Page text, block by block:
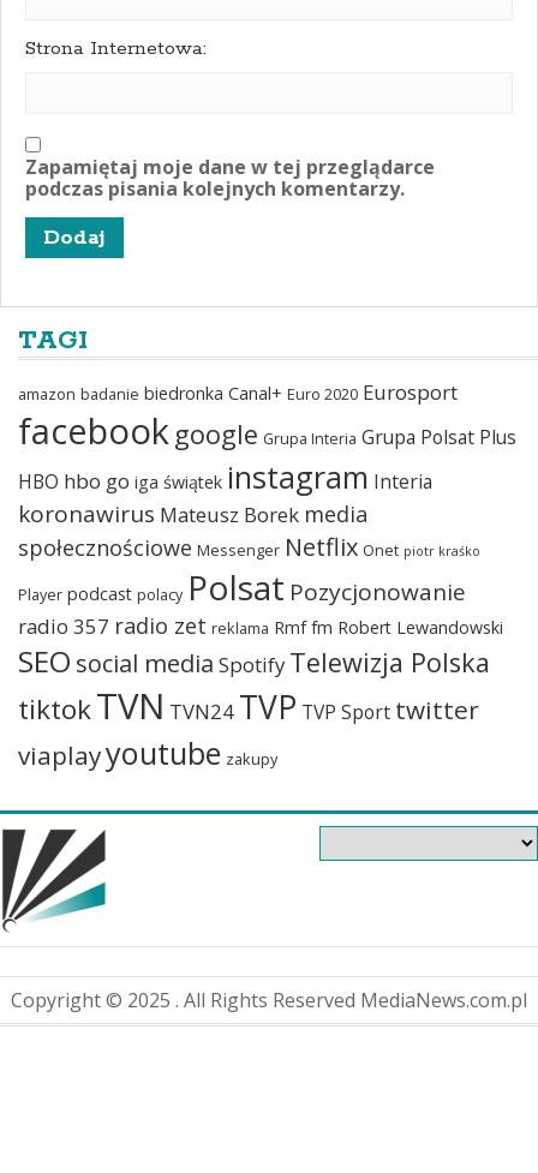
Strona Internetowa:
Zapamiętaj moje dane w tej przeglądarce
podczas pisania kolejnych komentarzy.
TAGI
amazon badanie biedronka Canal+ Euro 2020 Eurosport
facebook google Grupa Interia Grupa Polsat Plus
HBO hbo go iga świątek instagram Interia
koronawirus Mateusz Borek media
społecznościowe Messenger Netflix Onet piotr kraśko
Player podcast polacy Polsat Pozycjonowanie
radio 357 radio zet reklama Rmf fm Robert Lewandowski
SEO social media Spotify Telewizja Polska
tiktokTVN TVN24 TVP TVP Sport twitter
viaplayyoutube zakupy
Copyright © 2025 . All Rights Reserved MediaNews.com.pl